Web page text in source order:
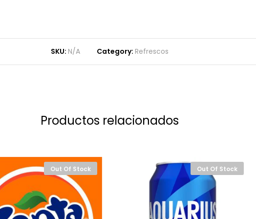
SKU: N/A Category: Refrescos
Productos relacionados
Out Of Stock Out Of Stock